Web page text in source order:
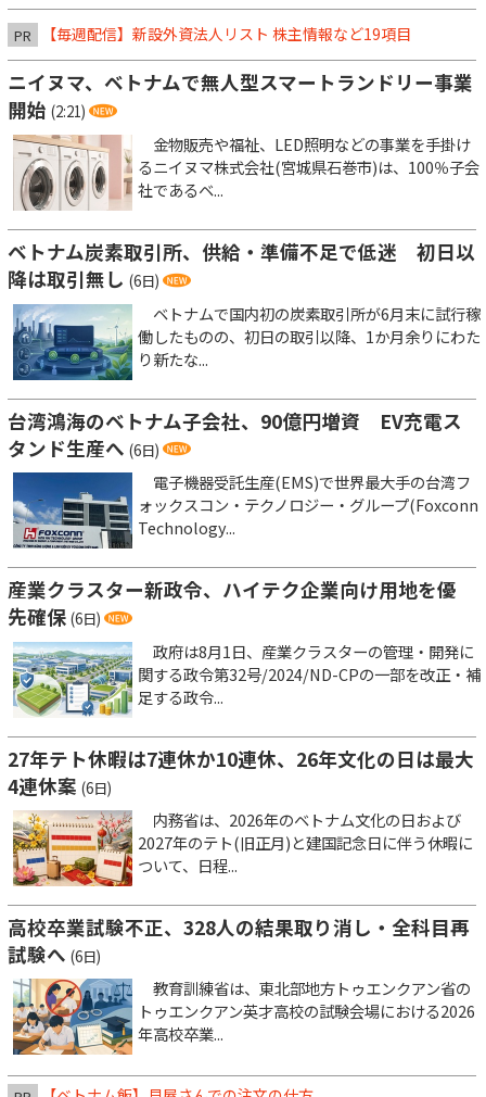
PR 【毎週配信】新設外資法人リスト 株主情報など19項目
ニイヌマ、ベトナムで無人型スマートランドリー事業
開始 (2:21)
金物販売や福祉、LED照明などの事業を手掛け
るニイヌマ株式会社(宮城県石巻市)は、100％子会
社であるベ...
ベトナム炭素取引所、供給・準備不足で低迷 初日以
降は取引無し (6日)
ベトナムで国内初の炭素取引所が6月末に試行稼
働したものの、初日の取引以降、1か月余りにわた
り新たな...
台湾鴻海のベトナム子会社、90億円増資 EV充電ス
タンド生産へ (6日)
電子機器受託生産(EMS)で世界最大手の台湾フ
ォックスコン・テクノロジー・グループ(Foxconn
Technology...
産業クラスター新政令、ハイテク企業向け用地を優
先確保 (6日)
政府は8月1日、産業クラスターの管理・開発に
関する政令第32号/2024/ND-CPの一部を改正・補
足する政令...
27年テト休暇は7連休か10連休、26年文化の日は最大
4連休案 (6日)
内務省は、2026年のベトナム文化の日および
2027年のテト(旧正月)と建国記念日に伴う休暇に
ついて、日程...
高校卒業試験不正、328人の結果取り消し・全科目再
試験へ (6日)
教育訓練省は、東北部地方トゥエンクアン省の
トゥエンクアン英才高校の試験会場における2026
年高校卒業...